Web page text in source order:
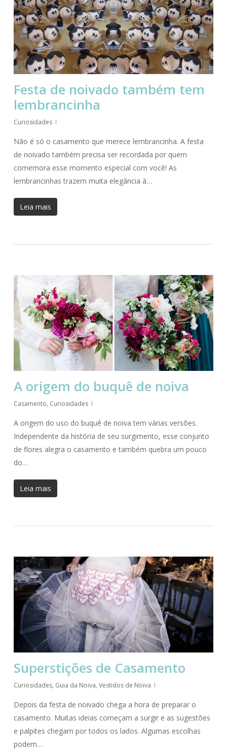
Festa de noivado também tem
lembrancinha
Curiosidades
Não é só o casamento que merece lembrancinha. A festa
de noivado também precisa ser recordada por quem
comemora esse momento especial com você! As
lembrancinhas trazem muita elegância à…
Leia mais
A origem do buquê de noiva
Casamento, Curiosidades
A origem do uso do buquê de noiva tem várias versões.
Independente da história de seu surgimento, esse conjunto
de flores alegra o casamento e também quebra um pouco
do…
Leia mais
Superstições de Casamento
Curiosidades, Guia da Noiva, Vestidos de Noiva
Depois da festa de noivado chega a hora de preparar o
casamento. Muitas ideias começam a surgir e as sugestões
e palpites chegam por todos os lados. Algumas escolhas
podem…